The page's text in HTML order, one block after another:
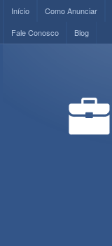
Início Como Anunciar
Fale Conosco
Blog